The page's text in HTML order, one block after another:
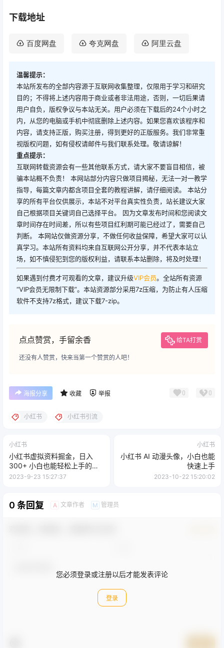
下载地址
百度网盘 夸克网盘 阿里云盘
温馨提示：
本站所发布的全部内容源于互联网收集整理，仅限用于学习和研究
目的；不得将上述内容用于商业或者非法用途，否则，一切后果请
用户自负，版权争议与本站无关。用户必须在下载后的24个小时之
内，从您的电脑或手机中彻底删除上述内容。如果您喜欢该程序和
内容，请支持正版，购买注册，得到更好的正版服务。我们非常重
视版权问题，如有侵权请邮件与我们联系处理。敬请谅解！
重点提示：
互联网转载资源会有一些其他联系方式，请大家不要盲目相信，被
骗本站概不负责！ 本网站部分内容只做项目揭秘，无法一对一教学
指导，每篇文章内都含项目全套的教程讲解，请仔细阅读。 本站分
享的所有平台仅供展示，本站不对平台真实性负责，站长建议大家
自己根据项目关键词自己选择平台。 因为文章发布时间和您阅读文
章时间存在时间差，所以有些项目红利期可能已经过了，需要自己
判断。 本网站仅做资源分享，不做任何收益保障，希望大家可以认
真学习。本站所有资料均来自互联网公开分享，并不代表本站立
场，如不慎侵犯到您的版权利益，请联系本站删除，将及时处理！
如果遇到付费才可观看的文章，建议升级VIP会员。全站所有资源
“VIP会员无限制下载”。本站资源部分采用7z压缩，为防止有人压缩
软件不支持7z格式，建议下载7-zip。
点点赞赏，手留余香 给TA打赏
还没有人赞赏，快来当第一个赞赏的人吧！
海报分享 收藏 举报 0 0
小红书 小红书引流
小红书
小红书虚拟资料掘金，日入
300+ 小白也能轻松上手的蓝
海项目
2023-9-23 15:27:37
小红书
小红书 AI 动漫头像，小白也能
快速上手
2023-10-22 15:20:02
0 条回复 A 文章作者 M 管理员
您必须登录或注册以后才能发表评论
登录